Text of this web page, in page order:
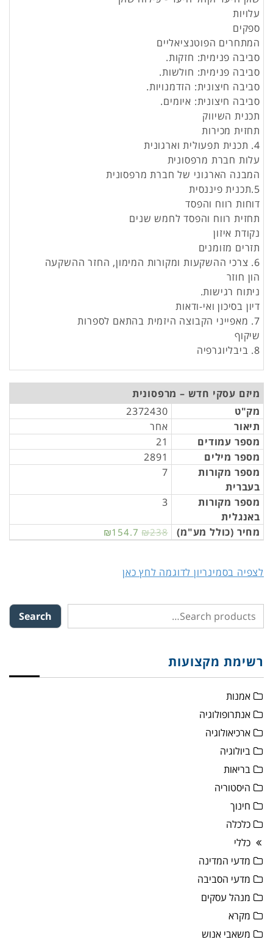
עלויות
ספקים
המתחרים הפוטנציאליים
סביבה פנימית: חזקות.
סביבה פנימית: חולשות.
סביבה חיצונית: הזדמנויות.
סביבה חיצונית: איומים.
תכנית השיווק
תחזית מכירות
4. תכנית תפעולית וארגונית
עלות חברת מרפסונית
המבנה הארגוני של חברת מרפסונית
5.תכנית פיננסית
דוחות רווח והפסד
תחזית רווח והפסד לחמש שנים
נקודת איזון
תזרים מזומנים
6. צרכי ההשקעות ומקורות המימון, החזר ההשקעה
הון חוזר
ניתוח רגישות.
דיון בסיכון ואי-ודאות
7. מאפייני הקבוצה היזמית בהתאם לספרות
שיקוף
8. ביבליוגרפיה
מיזם עסקי חדש – מרפסונית
מק"ט
2372430
תיאור
אחר
מספר עמודים
21
מספר מילים
2891
מספר מקורות
בעברית
7
מספר מקורות
באנגלית
3
מחיר (כולל מע"מ) ₪154.7 ₪238
לצפיה בסמינריון לדוגמה לחץ כאן
Search
רשימת מקצועות
אמנות
אנתרופולוגיה
ארכיאולוגיה
ביולוגיה
בריאות
היסטוריה
חינוך
כלכלה
כללי
מדעי המדינה
מדעי הסביבה
מנהל עסקים
מקרא
משאבי אנוש